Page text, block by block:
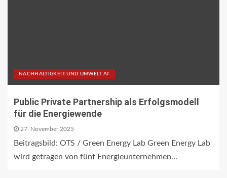
NACHHALTIGKEIT UND UMWELT AT
Public Private Partnership als Erfolgsmodell
für die Energiewende
27. November 2025
Beitragsbild: OTS / Green Energy Lab Green Energy Lab
wird getragen von fünf Energieunternehmen...